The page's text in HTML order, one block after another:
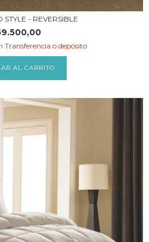
- REVERSIBLE
Transferencia o depósito
AL CARRITO